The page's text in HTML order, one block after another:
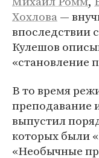
Хохлова—
впоследствии
Кулешов
«становление
В то время
преподавание
выпустил
которых были
«Необычные